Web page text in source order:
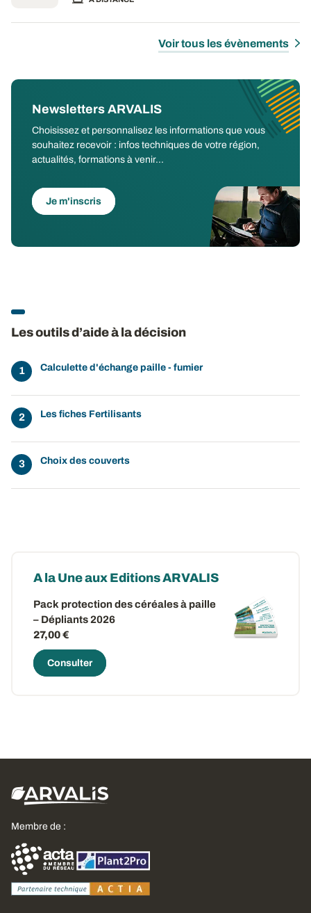
Voir tous les évènements
Newsletters ARVALIS
Choisissez et personnalisez les informations que vous
souhaitez recevoir : infos techniques de votre région,
actualités, formations à venir...
Je m'inscris
Les outils d’aide à la décision
Calculette d'échange paille - fumier
Les fiches Fertilisants
Choix des couverts
A la Une aux Editions ARVALIS
Pack protection des céréales à paille
– Dépliants 2026
27,00 €
Consulter
Membre de :